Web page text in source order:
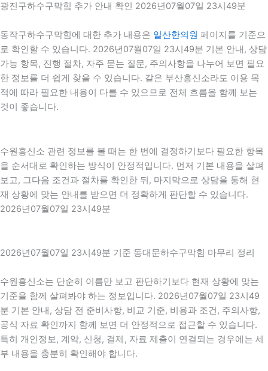
광진구하수구막힘 추가 안내 확인 2026년07월07일 23시49분
동작구하수구막힘에 대한 추가 내용은 일산한의원 페이지를 기준으
로 확인할 수 있습니다. 2026년07월07일 23시49분 기본 안내, 상담
가능 항목, 진행 절차, 자주 묻는 질문, 주의사항을 나누어 보면 필요
한 정보를 더 쉽게 찾을 수 있습니다. 같은 부산흥신소라도 이용 목
적에 따라 필요한 내용이 다를 수 있으므로 전체 흐름을 함께 보는
것이 좋습니다.
수원흥신소 관련 정보를 볼 때는 한 번에 결정하기보다 필요한 항목
을 순서대로 확인하는 방식이 안정적입니다. 먼저 기본 내용을 살펴
보고, 그다음 조건과 절차를 확인한 뒤, 마지막으로 상담을 통해 현
재 상황에 맞는 안내를 받으면 더 정확하게 판단할 수 있습니다.
2026년07월07일 23시49분
2026년07월07일 23시49분 기준 동대문하수구막힘 마무리 정리
수원흥신소는 단순히 이름만 보고 판단하기보다 현재 상황에 맞는
기준을 함께 살펴봐야 하는 정보입니다. 2026년07월07일 23시49
분 기본 안내, 상담 전 준비사항, 비교 기준, 비용과 조건, 주의사항,
공식 자료 확인까지 함께 보면 더 안정적으로 접근할 수 있습니다.
특히 개인정보, 계약, 신청, 결제, 자료 제출이 연결되는 경우에는 세
부 내용을 충분히 확인해야 합니다.